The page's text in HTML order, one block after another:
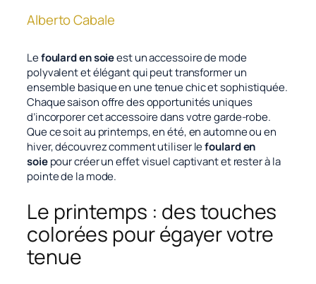
Alberto Cabale
Lefoulard en soieest un accessoire de mode
polyvalent et élégant qui peut transformer un
ensemble basique en une tenue chic et sophistiquée.
Chaque saison offre des opportunités uniques
d’incorporer cet accessoire dans votre garde-robe.
Que ce soit au printemps, en été, en automne ou en
hiver, découvrez comment utiliser lefoulard en
soiepour créer un effet visuel captivant et rester à la
pointe de la mode.
Le printemps : des touches
colorées pour égayer votre
tenue